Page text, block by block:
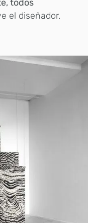
todos
el diseñador.